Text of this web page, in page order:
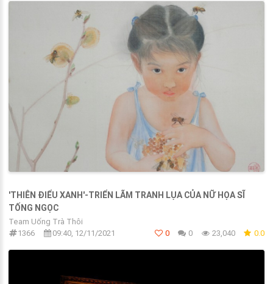
'THIÊN ĐIỂU XANH'-TRIỂN LÃM TRANH LỤA CỦA NỮ HỌA SĨ
TỐNG NGỌC
Team Uống Trà Thôi
1366
09:40, 12/11/2021 0 0 23,040 0.0